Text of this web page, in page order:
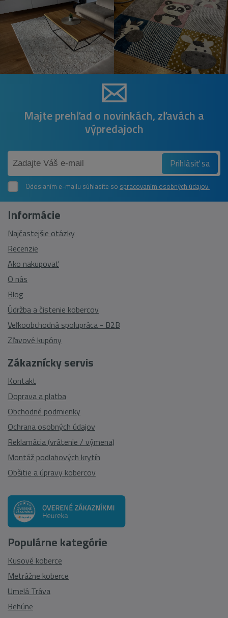
Majte prehľad o novinkách, zľavách a
výpredajoch
Prihlásiť sa
Odoslaním e-mailu súhlasíte so spracovaním osobných údajov.
Zákaznícky servis
Kontakt
Doprava a platba
Obchodné podmienky
Ochrana osobných údajov
Reklamácia (vrátenie / výmena)
Montáž podlahových krytín
Obšitie a úpravy kobercov
Informácie
Najčastejšie otázky
Recenzie
Ako nakupovať
O nás
Blog
Údržba a čistenie kobercov
Veľkoobchodná spolupráca - B2B
Zľavové kupóny
Populárne kategórie
Kusové koberce
Metrážne koberce
Umelá Tráva
Behúne